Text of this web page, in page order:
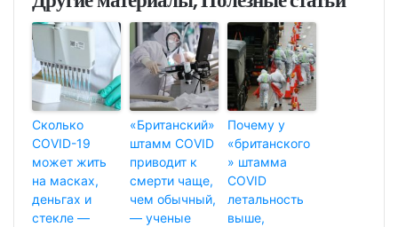
Сколько
COVID-19
может жить
на масках,
деньгах и
стекле —
«Британский»
штамм COVID
приводит к
смерти чаще,
чем обычный,
— ученые
Почему у
«британского
» штамма
COVID
летальность
выше,